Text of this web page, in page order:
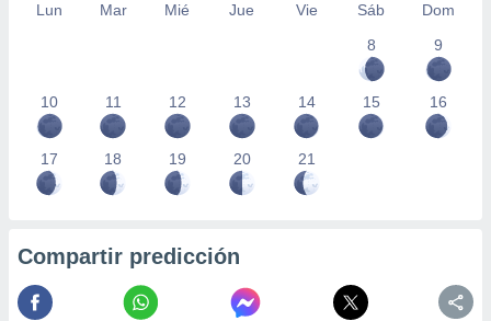
Lun Mar Mié Jue Vie Sáb
Dom
8
9
10 11 12 13 14 15 16
17 18 19 20 21
Compartir predicción